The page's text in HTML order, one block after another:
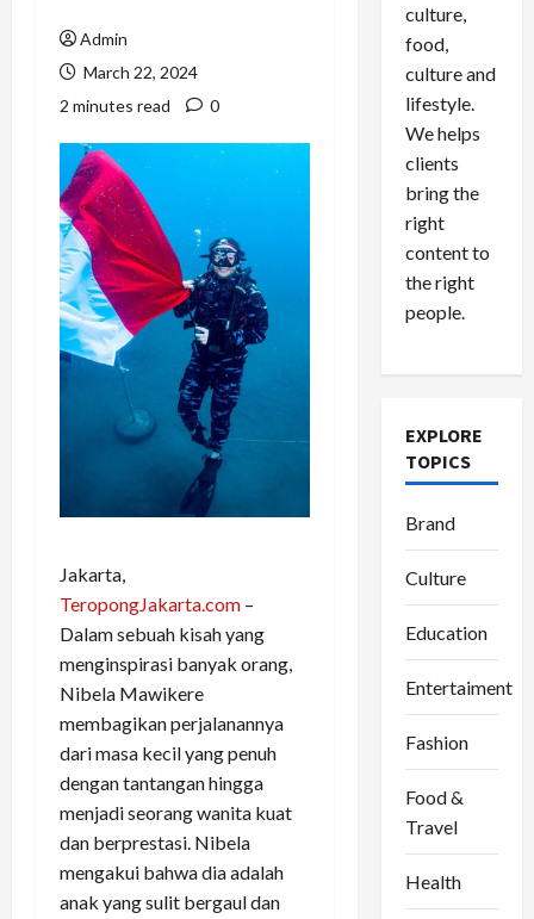
Admin
March 22, 2024
2 minutes read
0
Jakarta,
TeropongJakarta.com –
Dalam sebuah kisah yang
menginspirasi banyak orang,
Nibela Mawikere
membagikan perjalanannya
dari masa kecil yang penuh
dengan tantangan hingga
menjadi seorang wanita kuat
dan berprestasi. Nibela
mengakui bahwa dia adalah
anak yang sulit bergaul dan
culture,
food,
culture and
lifestyle.
We helps
clients
bring the
right
content to
the right
people.
EXPLORE
TOPICS
Brand
Culture
Education
Entertaiment
Fashion
Food &
Travel
Health